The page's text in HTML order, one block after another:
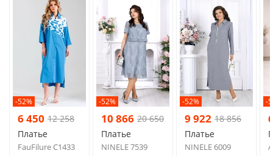
-52%
6 450 12 258
Платье
FauFilure С1433
-52%
10 866 20 650
Платье
NINELE 7539
-52%
9 922 18 856
Платье
NINELE 6009
-